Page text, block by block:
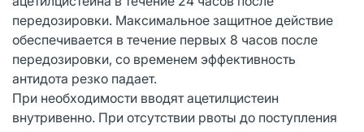
передозировки. Максимальное защитное действие
обеспечивается в течение первых 8 часов после
передозировки, со временем эффективность
антидота резко падает.
При необходимости вводят ацетилцистеин
внутривенно. При отсутствии рвоты до поступления